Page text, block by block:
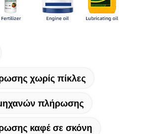
χωρίς πίκλες
πλήρωσης
καφέ σε σκόνη